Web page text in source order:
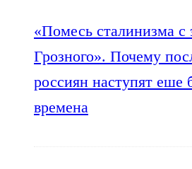
«Помесь сталинизма с
Грозного». Почему
россиян наступят еше
времена